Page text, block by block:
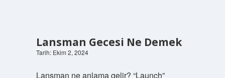
Lansman Gecesi Ne Demek
Tarih: Ekim 2, 2024
Lansman ne anlama gelir? “Launch”